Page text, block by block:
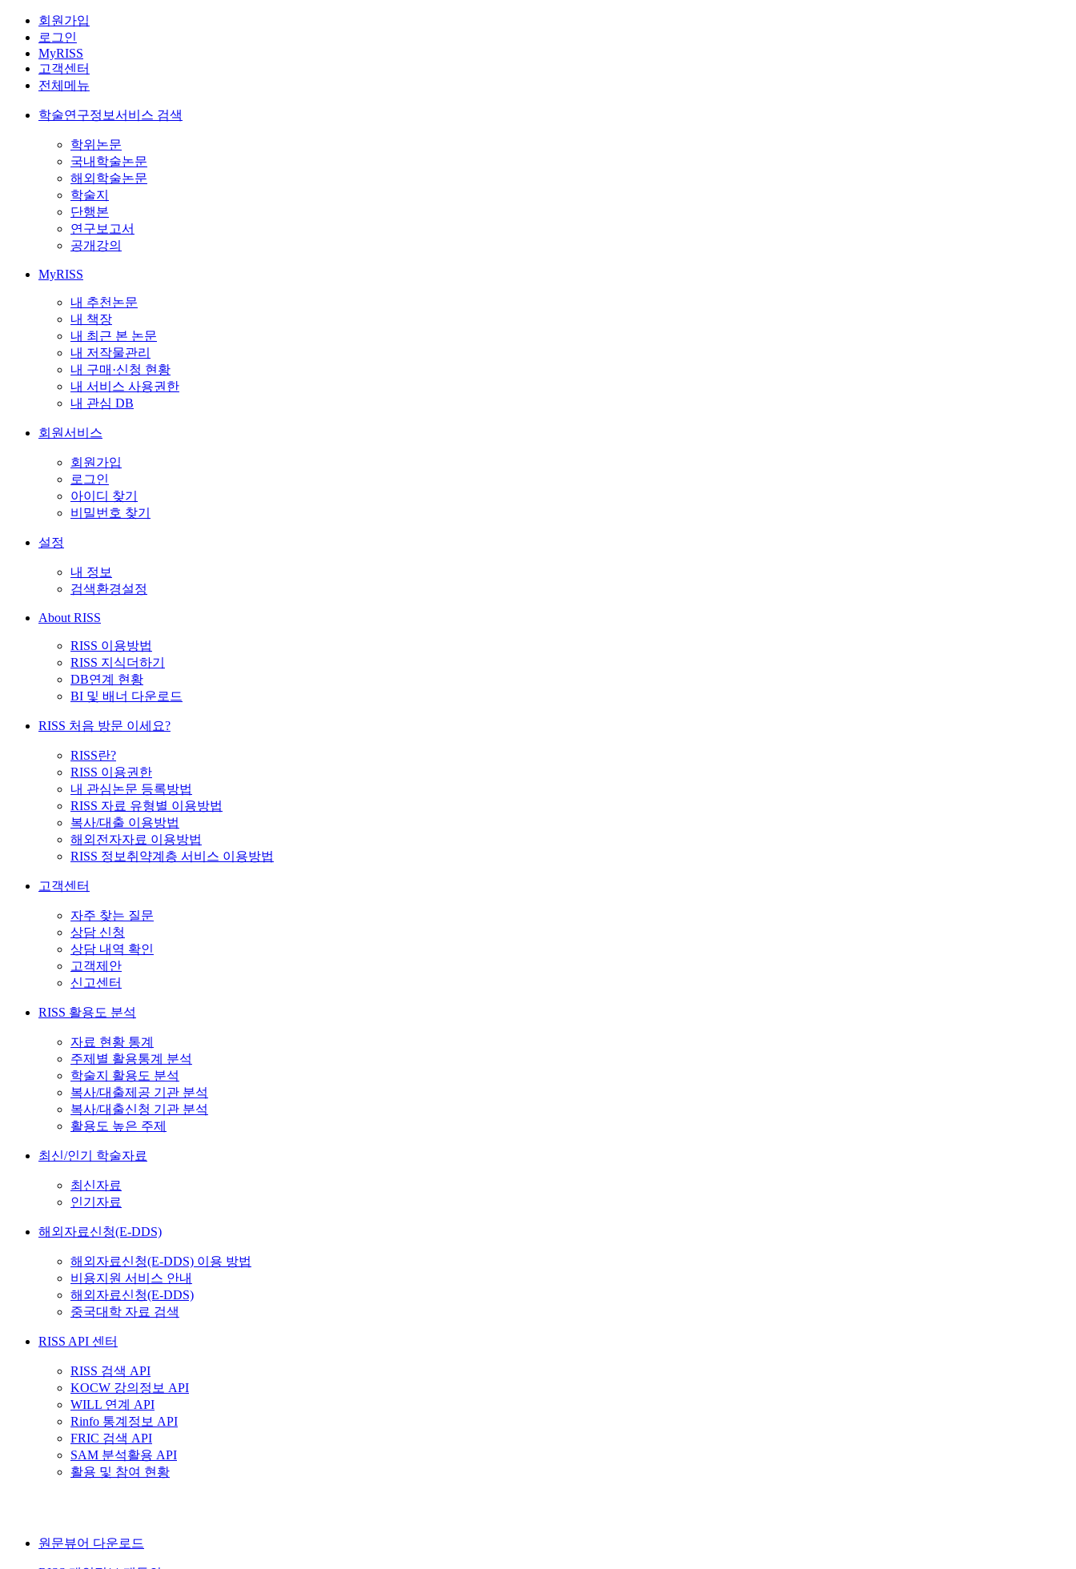
회원가입
로그인
MyRISS
고객센터
전체메뉴
학술연구정보서비스 검색
학위논문
국내학술논문
해외학술논문
학술지
단행본
연구보고서
공개강의
MyRISS
내 추천논문
내 책장
내 최근 본 논문
내 저작물관리
내 구매·신청 현황
내 서비스 사용권한
내 관심 DB
회원서비스
회원가입
로그인
아이디 찾기
비밀번호 찾기
설정
내 정보
검색환경설정
About RISS
RISS 이용방법
RISS 지식더하기
DB연계 현황
BI 및 배너 다운로드
RISS 처음 방문 이세요?
RISS란?
RISS 이용권한
내 관심논문 등록방법
RISS 자료 유형별 이용방법
복사/대출 이용방법
해외전자자료 이용방법
RISS 정보취약계층 서비스 이용방법
고객센터
자주 찾는 질문
상담 신청
상담 내역 확인
고객제안
신고센터
RISS 활용도 분석
자료 현황 통계
주제별 활용통계 분석
학술지 활용도 분석
복사/대출제공 기관 분석
복사/대출신청 기관 분석
활용도 높은 주제
최신/인기 학술자료
최신자료
인기자료
해외자료신청(E-DDS)
해외자료신청(E-DDS) 이용 방법
비용지원 서비스 안내
해외자료신청(E-DDS)
중국대학 자료 검색
RISS API 센터
RISS 검색 API
KOCW 강의정보 API
WILL 연계 API
Rinfo 통계정보 API
FRIC 검색 API
SAM 분석활용 API
활용 및 참여 현황
원문뷰어 다운로드